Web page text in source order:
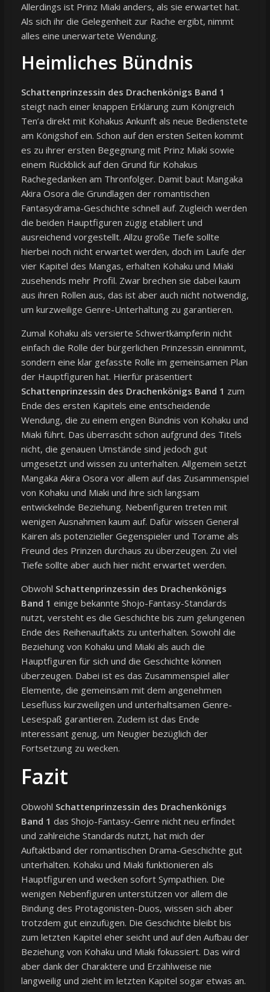
Allerdings ist Prinz Miaki anders, als sie erwartet hat.
Als sich ihr die Gelegenheit zur Rache ergibt, nimmt
alles eine unerwartete Wendung.
Heimliches Bündnis
Schattenprinzessin des Drachenkönigs Band 1
steigt nach einer knappen Erklärung zum Königreich
Ten’a direkt mit Kohakus Ankunft als neue Bedienstete
am Königshof ein. Schon auf den ersten Seiten kommt
es zu ihrer ersten Begegnung mit Prinz Miaki sowie
einem Rückblick auf den Grund für Kohakus
Rachegedanken am Thronfolger. Damit baut Mangaka
Akira Osora die Grundlagen der romantischen
Fantasydrama-Geschichte schnell auf. Zugleich werden
die beiden Hauptfiguren zügig etabliert und
ausreichend vorgestellt. Allzu große Tiefe sollte
hierbei noch nicht erwartet werden, doch im Laufe der
vier Kapitel des Mangas, erhalten Kohaku und Miaki
zusehends mehr Profil. Zwar brechen sie dabei kaum
aus ihren Rollen aus, das ist aber auch nicht notwendig,
um kurzweilige Genre-Unterhaltung zu garantieren.
Zumal Kohaku als versierte Schwertkämpferin nicht
einfach die Rolle der bürgerlichen Prinzessin einnimmt,
sondern eine klar gefasste Rolle im gemeinsamen Plan
der Hauptfiguren hat. Hierfür präsentiert
Schattenprinzessin des Drachenkönigs Band 1 zum
Ende des ersten Kapitels eine entscheidende
Wendung, die zu einem engen Bündnis von Kohaku und
Miaki führt. Das überrascht schon aufgrund des Titels
nicht, die genauen Umstände sind jedoch gut
umgesetzt und wissen zu unterhalten. Allgemein setzt
Mangaka Akira Osora vor allem auf das Zusammenspiel
von Kohaku und Miaki und ihre sich langsam
entwickelnde Beziehung. Nebenfiguren treten mit
wenigen Ausnahmen kaum auf. Dafür wissen General
Kairen als potenzieller Gegenspieler und Torame als
Freund des Prinzen durchaus zu überzeugen. Zu viel
Tiefe sollte aber auch hier nicht erwartet werden.
Obwohl Schattenprinzessin des Drachenkönigs
Band 1 einige bekannte Shojo-Fantasy-Standards
nutzt, versteht es die Geschichte bis zum gelungenen
Ende des Reihenauftakts zu unterhalten. Sowohl die
Beziehung von Kohaku und Miaki als auch die
Hauptfiguren für sich und die Geschichte können
überzeugen. Dabei ist es das Zusammenspiel aller
Elemente, die gemeinsam mit dem angenehmen
Lesefluss kurzweiligen und unterhaltsamen Genre-
Lesespaß garantieren. Zudem ist das Ende
interessant genug, um Neugier bezüglich der
Fortsetzung zu wecken.
Fazit
Obwohl Schattenprinzessin des Drachenkönigs
Band 1 das Shojo-Fantasy-Genre nicht neu erfindet
und zahlreiche Standards nutzt, hat mich der
Auftaktband der romantischen Drama-Geschichte gut
unterhalten. Kohaku und Miaki funktionieren als
Hauptfiguren und wecken sofort Sympathien. Die
wenigen Nebenfiguren unterstützen vor allem die
Bindung des Protagonisten-Duos, wissen sich aber
trotzdem gut einzufügen. Die Geschichte bleibt bis
zum letzten Kapitel eher seicht und auf den Aufbau der
Beziehung von Kohaku und Miaki fokussiert. Das wird
aber dank der Charaktere und Erzählweise nie
langweilig und zieht im letzten Kapitel sogar etwas an.